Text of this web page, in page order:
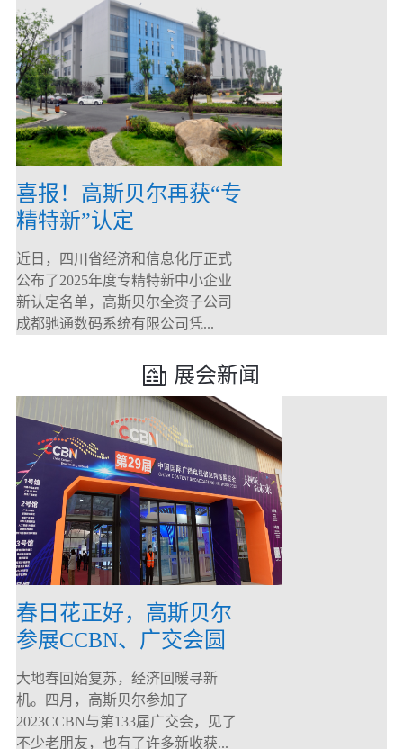
喜报！高斯贝尔再获“专
精特新”认定
近日，四川省经济和信息化厅正式
公布了2025年度专精特新中小企业
新认定名单，高斯贝尔全资子公司
成都驰通数码系统有限公司凭...
展会新闻
春日花正好，高斯贝尔
参展CCBN、广交会圆
满落幕！
大地春回始复苏，经济回暖寻新
机。四月，高斯贝尔参加了
2023CCBN与第133届广交会，见了
不少老朋友，也有了许多新收获...